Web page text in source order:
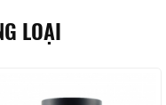
LOẠI